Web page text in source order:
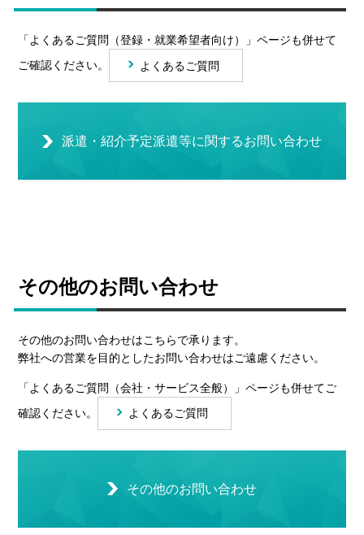
「よくあるご質問（登録・就業希望者向け）」ページも併せて
ご確認ください。
よくあるご質問
派遣・紹介予定派遣等に関するお問い合わせ
その他のお問い合わせ
その他のお問い合わせはこちらで承ります。
弊社への営業を目的としたお問い合わせはご遠慮ください。
「よくあるご質問（会社・サービス全般）」ページも併せてご
確認ください。
よくあるご質問
その他のお問い合わせ